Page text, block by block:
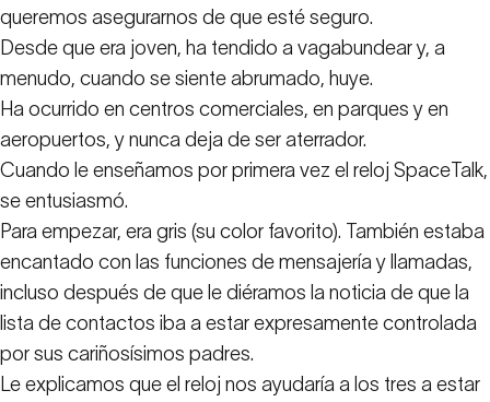
queremos asegurarnos de que esté seguro.
Desde que era joven, ha tendido a vagabundear y, a
menudo, cuando se siente abrumado, huye.
Ha ocurrido en centros comerciales, en parques y en
aeropuertos, y nunca deja de ser aterrador.
Cuando le enseñamos por primera vez el reloj SpaceTalk,
se entusiasmó.
Para empezar, era gris (su color favorito). También estaba
encantado con las funciones de mensajería y llamadas,
incluso después de que le diéramos la noticia de que la
lista de contactos iba a estar expresamente controlada
por sus cariñosísimos padres.
Le explicamos que el reloj nos ayudaría a los tres a estar